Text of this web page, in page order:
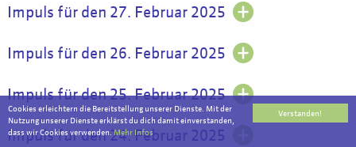
Verstanden!
Cookies erleichtern die Bereitstellung unserer Dienste. Mit der
Nutzung unserer Dienste erklärst du dich damit einverstanden,
dass wir Cookies verwenden.Mehr Infos
Impuls für den 27. Februar 2025
Impuls für den 26. Februar 2025
Impuls für den 25. Februar 2025
Impuls für den 24. Februar 2025